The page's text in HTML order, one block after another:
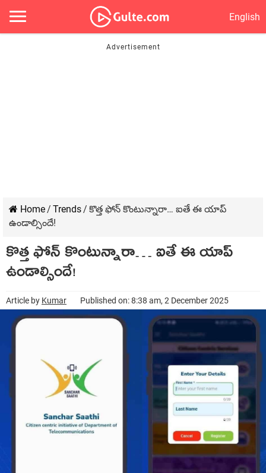
English
Home/ Trends/ కొత్త ఫోన్ కొంటున్నారా… ఐతే ఈ యాప్
ఉండాల్సిందే!
కొత్త ఫోన్ కొంటున్నారా… ఐతే ఈ యాప్
ఉండాల్సిందే!
Article by Kumar Published on: 8:38 am, 2 December 2025